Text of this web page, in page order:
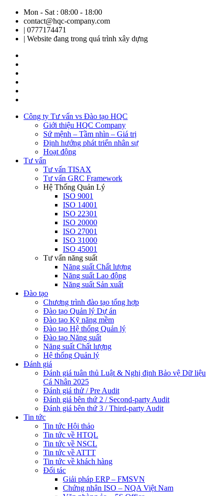
Mon - Sat : 08:00 - 18:00
contact@hqc-company.com
| 0777174471
| Website đang trong quá trình xây dựng
Công ty Tư vấn vs Đào tạo HQC
Giới thiệu HQC Company
Sứ mệnh – Tầm nhìn – Giá trị
Định hướng phát triển nhân sự
Hoạt động
Tư vấn
Tư vấn TISAX
Tư vấn GRC Framework
Hệ Thống Quản Lý
ISO 9001
ISO 14001
ISO 22301
ISO 20000
ISO 27001
ISO 31000
ISO 45001
Tư vấn năng suất
Năng suất Chất lượng
Năng suất Lao động
Năng suất Sản xuất
Đào tạo
Chương trình đào tạo tổng hợp
Đào tạo Quản lý Dự án
Đào tạo Kỹ năng mềm
Đào tạo Hệ thống Quản lý
Đào tạo Năng suất
Năng suất Chất lượng
Hệ thống Quản lý
Đánh giá
Đánh giá tuân thủ Luật & Nghị định Bảo vệ Dữ liệu
Cá Nhân 2025
Đánh giá thử / Pre Audit
Đánh giá bên thứ 2 / Second-party Audit
Đánh giá bên thứ 3 / Third-party Audit
Tin tức
Tin tức Hội thảo
Tin tức về HTQL
Tin tức về NSCL
Tin tức về ATTT
Tin tức về khách hàng
Đối tác
Giải pháp ERP – FMSVN
Chứng nhận ISO – NQA Việt Nam